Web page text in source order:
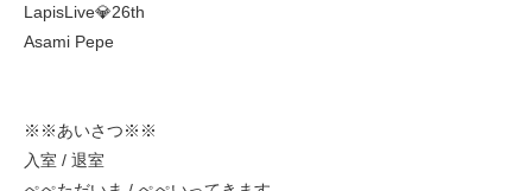
LapisLive💎26th
Asami Pepe
※※あいさつ※※
入室 / 退室